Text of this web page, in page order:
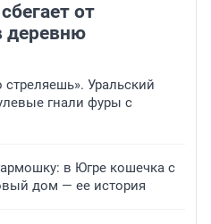
от
деревню
Уральский
гнали фуры с
в Югре кошечка с
дом — ее история